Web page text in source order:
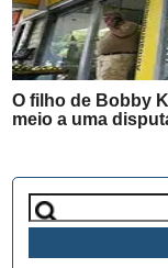
O filho de Bobby
meio a uma
Pesquisar
por: